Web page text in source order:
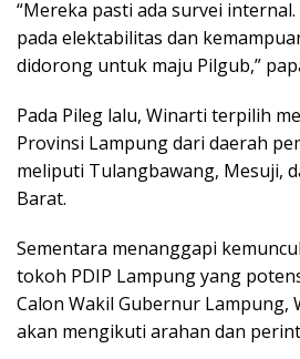
“Mereka pasti ada survei
pada elektabilitas dan
didorong untuk maju Pilgub,”
Pada Pileg lalu, Winarti terpilih
Provinsi Lampung dari daerah
meliputi Tulangbawang, Mesuji,
Barat.
Sementara menanggapi
tokoh PDIP Lampung yang
Calon Wakil Gubernur Lampung,
akan mengikuti arahan dan